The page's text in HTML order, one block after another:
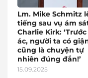
Lm. Mike Schmitz
tiếng sau vụ ám
Charlie Kirk:
ác, người ta có
cũng là chuyện tự
nhiên đúng đắn!’
15.09.2025